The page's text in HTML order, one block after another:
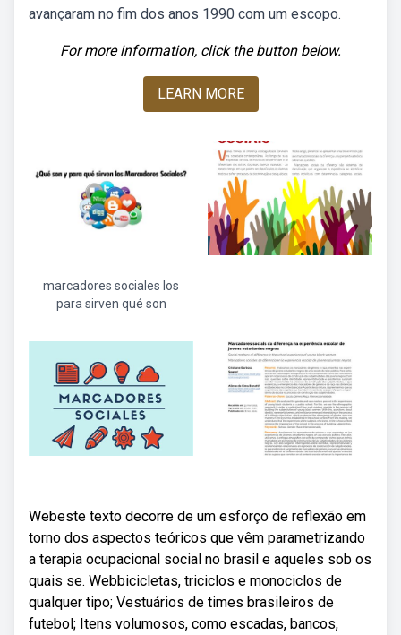
avançaram no fim dos anos 1990 com um escopo.
For more information, click the button below.
LEARN MORE
marcadores sociales los
para sirven qué son
Webeste texto decorre de um esforço de reflexão em
torno dos aspectos teóricos que vêm parametrizando
a terapia ocupacional social no brasil e aqueles sob os
quais se. Webbicicletas, triciclos e monociclos de
qualquer tipo; Vestuários de times brasileiros de
futebol; Itens volumosos, como escadas, bancos,